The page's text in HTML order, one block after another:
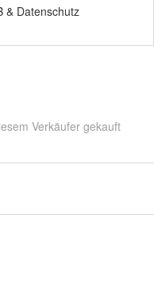
& Datenschutz
Verkäufer gekauft